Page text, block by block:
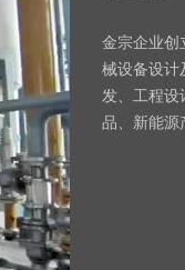
金宗企业创
械设备设计
发、工程设
品、新能源